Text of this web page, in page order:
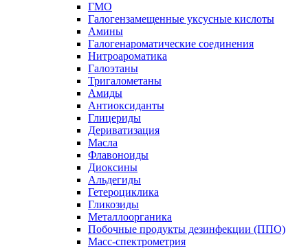
ГМО
Галогензамещенные уксусные кислоты
Амины
Галогенароматические соединения
Нитроароматика
Галоэтаны
Тригалометаны
Амиды
Антиоксиданты
Глицериды
Дериватизация
Масла
Флавоноиды
Диоксины
Альдегиды
Гетероциклика
Гликозиды
Металлоорганика
Побочные продукты дезинфекции (ППО)
Масс-спектрометрия